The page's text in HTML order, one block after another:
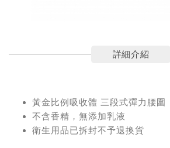
詳細介紹
黃金比例吸收體 三段式彈力腰圍
不含香精，無添加乳液
衛生用品已拆封不予退換貨